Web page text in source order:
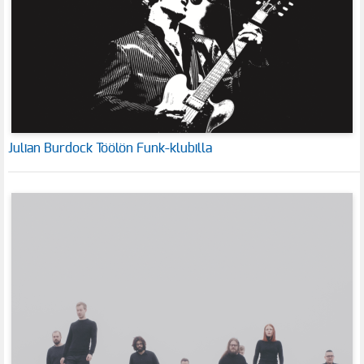
Julian Burdock Töölön Funk-klubilla